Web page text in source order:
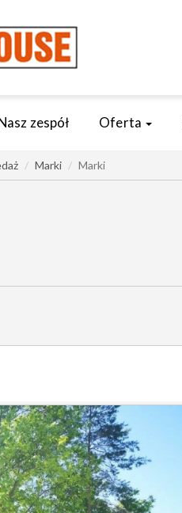
zespół Oferta
Marki Marki